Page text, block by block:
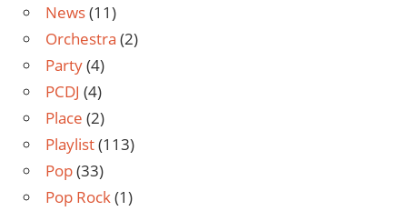
News(11)
Orchestra (2)
Party(4)
PCDJ (4)
Place (2)
Playlist(113)
Pop(33)
Pop Rock(1)